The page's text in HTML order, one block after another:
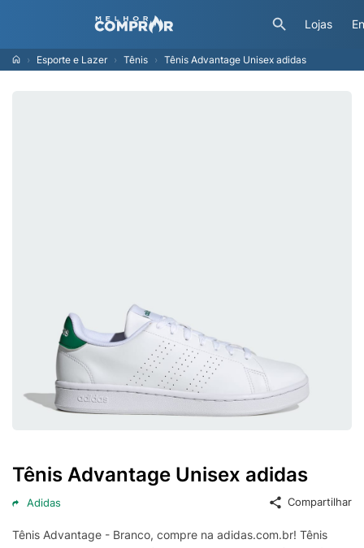
Lojas
Esporte e Lazer Tênis Tênis Advantage Unisex adidas
Tênis Advantage Unisex adidas
Adidas Compartilhar
Tênis Advantage - Branco, compre na adidas.com.br! Tênis